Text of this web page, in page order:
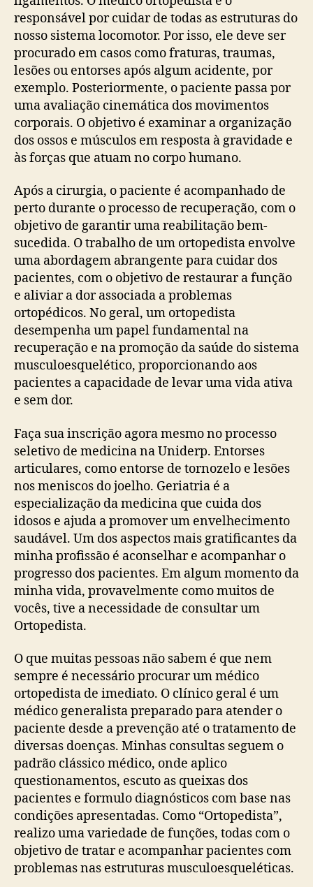
responsável por cuidar de todas as estruturas do
nosso sistema locomotor. Por isso, ele deve ser
procurado em casos como fraturas, traumas,
lesões ou entorses após algum acidente, por
exemplo. Posteriormente, o paciente passa por
uma avaliação cinemática dos movimentos
corporais. O objetivo é examinar a organização
dos ossos e músculos em resposta à gravidade e
às forças que atuam no corpo humano.
Após a cirurgia, o paciente é acompanhado de
perto durante o processo de recuperação, com o
objetivo de garantir uma reabilitação bem-
sucedida. O trabalho de um ortopedista envolve
uma abordagem abrangente para cuidar dos
pacientes, com o objetivo de restaurar a função
e aliviar a dor associada a problemas
ortopédicos. No geral, um ortopedista
desempenha um papel fundamental na
recuperação e na promoção da saúde do sistema
musculoesquelético, proporcionando aos
pacientes a capacidade de levar uma vida ativa
e sem dor.
Faça sua inscrição agora mesmo no processo
seletivo de medicina na Uniderp. Entorses
articulares, como entorse de tornozelo e lesões
nos meniscos do joelho. Geriatria é a
especialização da medicina que cuida dos
idosos e ajuda a promover um envelhecimento
saudável. Um dos aspectos mais gratificantes da
minha profissão é aconselhar e acompanhar o
progresso dos pacientes. Em algum momento da
minha vida, provavelmente como muitos de
vocês, tive a necessidade de consultar um
Ortopedista.
O que muitas pessoas não sabem é que nem
sempre é necessário procurar um médico
ortopedista de imediato. O clínico geral é um
médico generalista preparado para atender o
paciente desde a prevenção até o tratamento de
diversas doenças. Minhas consultas seguem o
padrão clássico médico, onde aplico
questionamentos, escuto as queixas dos
pacientes e formulo diagnósticos com base nas
condições apresentadas. Como “Ortopedista”,
realizo uma variedade de funções, todas com o
objetivo de tratar e acompanhar pacientes com
problemas nas estruturas musculoesqueléticas.